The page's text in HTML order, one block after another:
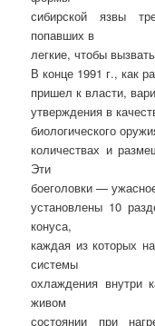
сибирской язвы
попавших в
легкие, чтобы
В конце 1991 г., как
пришел к власти,
утверждения в
биологического
количествах и
Эти
боеголовки —
установлены 10
конуса,
каждая из которых
системы
охлаждения внутри
живом
состоянии при